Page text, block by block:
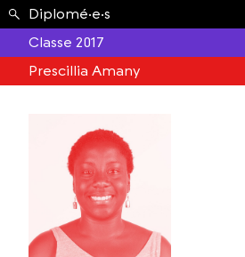
Étudiant.e.s ›
Diplomé·e·s
Classe 2017
Prescillia Amany